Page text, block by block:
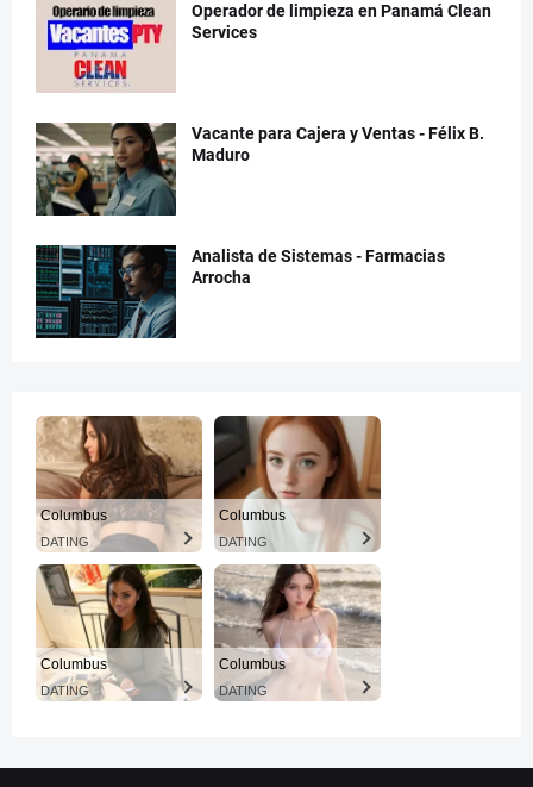
Operador de limpieza en Panamá Clean
Services
Vacante para Cajera y Ventas - Félix B.
Maduro
Analista de Sistemas - Farmacias
Arrocha
Columbus
DATING
Columbus
DATING
Columbus
DATING
Columbus
DATING